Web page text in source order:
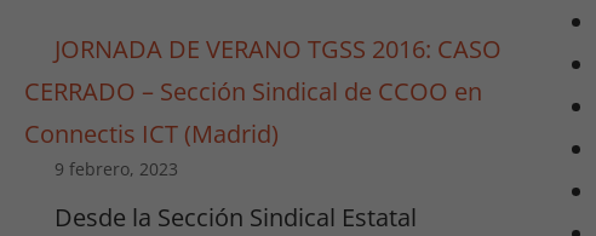
JORNADA DE VERANO TGSS 2016: CASO
CERRADO – Sección Sindical de CCOO en
Connectis ICT (Madrid)
9 febrero, 2023
Desde la Sección Sindical Estatal